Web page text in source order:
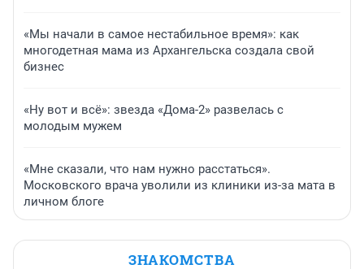
«Мы начали в самое нестабильное время»: как
многодетная мама из Архангельска создала свой
бизнес
«Ну вот и всё»: звезда «Дома-2» развелась с
молодым мужем
«Мне сказали, что нам нужно расстаться».
Московского врача уволили из клиники из-за мата в
личном блоге
ЗНАКОМСТВА